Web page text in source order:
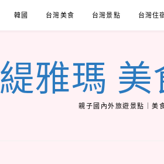
韓國 台灣美食 台灣景點 台灣住
緹雅瑪
親子國內外旅遊景點｜美